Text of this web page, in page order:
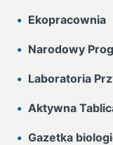
Ekopracownia
Narodowy
Laboratoria
Aktywna
Gazetka